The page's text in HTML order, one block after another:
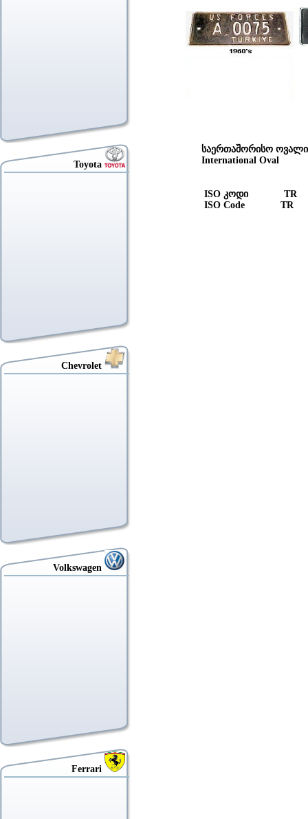
Toyota
Chevrolet
Volkswagen
Ferrari
საერთაშორისო ოვალი
International
ISO კოდი TR
ISO Code TR